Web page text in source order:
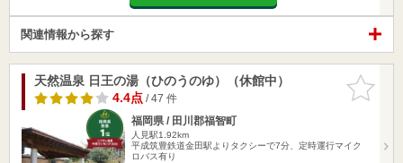
関連情報から探す
お気に入
りに追加
天然温泉 日王の湯（ひのうのゆ）（休館中）
4.4点/ 47 件
福岡県 / 田川郡福智町
人見駅1.92km
平成筑豊鉄道金田駅よりタクシーで7分、定時運行マイク
ロバス有り